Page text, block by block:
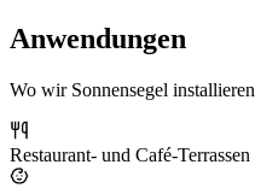
Anwendungen
Wo wir Sonnensegel installieren
Restaurant- und Café-Terrassen